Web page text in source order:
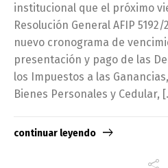
institucional que el próximo
Resolución General AFIP
nuevo cronograma de
presentación y pago de las
los Impuestos a las
Bienes Personales y Cedular,
continuar leyendo